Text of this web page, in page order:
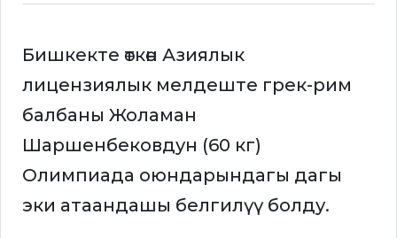
Бишкекте өткөн Азиялык
лицензиялык мелдеште грек-рим
балбаны Жоламан
Шаршенбековдун (60 кг)
Олимпиада оюндарындагы дагы
эки атаандашы белгилүү болду.